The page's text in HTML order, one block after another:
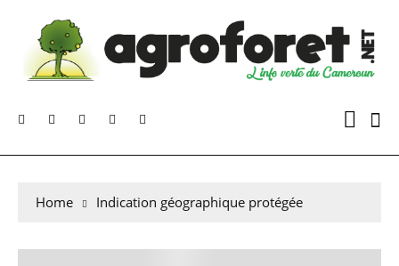
Home Indication géographique protégée